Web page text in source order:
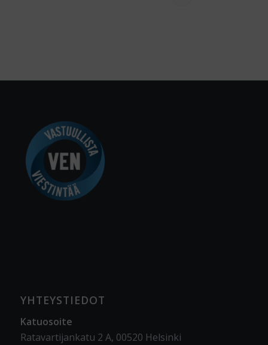
YHTEYSTIEDOT
Katuosoite
Ratavartijankatu 2 A, 00520 Helsinki